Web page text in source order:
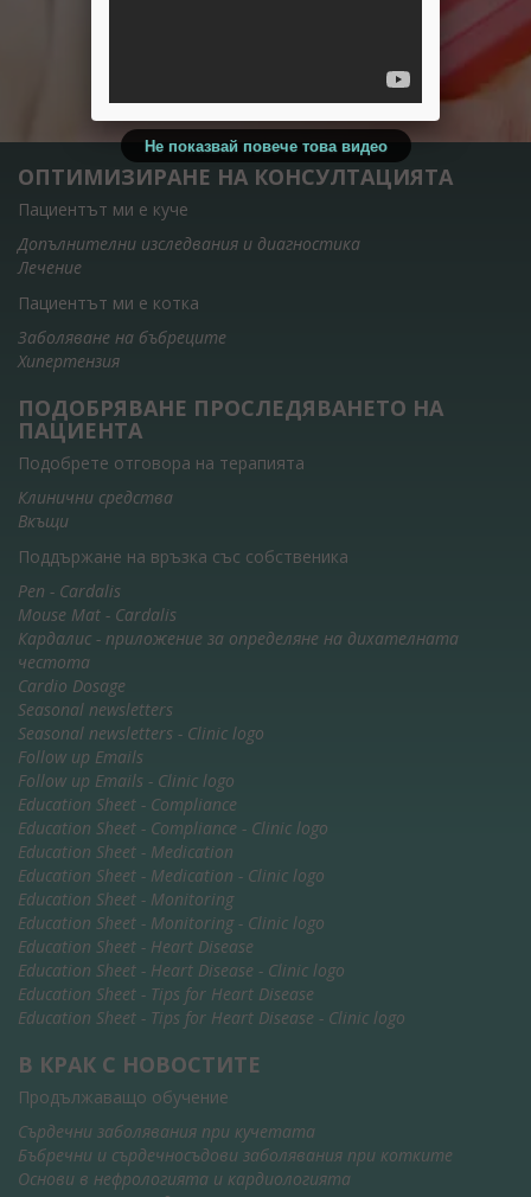
ОПТИМИЗИРАНЕ НА КОНСУЛТАЦИЯТА
Пациентът ми е куче
Допълнителни изследвания и диагностика
Лечение
Пациентът ми е котка
Заболяване на бъбреците
Хипертензия
ПОДОБРЯВАНЕ ПРОСЛЕДЯВАНЕТО НА
ПАЦИЕНТА
Подобрете отговора на терапията
Клинични средства
Вкъщи
Поддържане на връзка със собственика
Pen - Cardalis
Mouse Mat - Cardalis
Кардалис - приложение за определяне на дихателната
честота
Cardio Dosage
Seasonal newsletters
Seasonal newsletters - Clinic logo
Follow up Emails
Follow up Emails - Clinic logo
Education Sheet - Compliance
Education Sheet - Compliance - Clinic logo
Education Sheet - Medication
Education Sheet - Medication - Clinic logo
Education Sheet - Monitoring
Education Sheet - Monitoring - Clinic logo
Education Sheet - Heart Disease
Education Sheet - Heart Disease - Clinic logo
Education Sheet - Tips for Heart Disease
Education Sheet - Tips for Heart Disease - Clinic logo
В КРАК С НОВОСТИТЕ
Продължаващо обучение
Сърдечни заболявания при кучетата
Бъбречни и сърдечносъдови заболявания при котките
Основи в нефрологията и кардиологията
Не показвай повече това видео